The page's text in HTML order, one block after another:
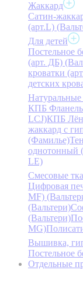
Жаккард
Сатин-
(арт.L)
Для детей
Постельное
(арт. ДБ)
кроватки
детских
Натуральные
КПБ Фланель
LCJ)КПБ Лён
жаккард с
(Фамилье)
однотонный
LE)
Смесовые
Цифровая
MF)
(Вальтери)
(Вальтери)
MG)
Вышивка,
Постельное
Отдельные